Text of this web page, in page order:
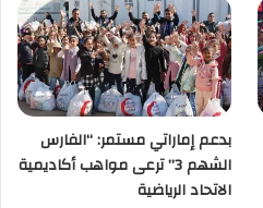
بدعم إماراتي مستمر: “الفارس
الشهم 3” ترعى مواهب أكاديمية
الاتحاد الرياضية